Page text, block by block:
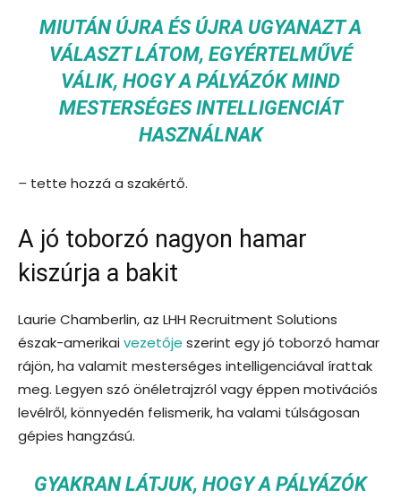
MIUTÁN ÚJRA ÉS ÚJRA UGYANAZT A
VÁLASZT LÁTOM, EGYÉRTELMŰVÉ
VÁLIK, HOGY A PÁLYÁZÓK MIND
MESTERSÉGES INTELLIGENCIÁT
HASZNÁLNAK
– tette hozzá a szakértő.
A jó toborzó nagyon hamar
kiszúrja a bakit
Laurie Chamberlin, az LHH Recruitment Solutions
észak-amerikaivezetője szerint egy jó toborzó hamar
rájön, ha valamit mesterséges intelligenciával írattak
meg. Legyen szó önéletrajzról vagy éppen motivációs
levélről, könnyedén felismerik, ha valami túlságosan
gépies hangzású.
GYAKRAN LÁTJUK, HOGY A PÁLYÁZÓK